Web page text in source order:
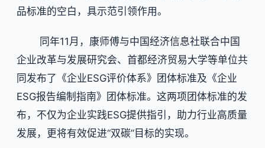
品标准的空白，具示范引领作用。
同年11月，康师傅与中国经济信息社联合中国
企业改革与发展研究会、首都经济贸易大学等单位共
同发布了《企业ESG评价体系》团体标准及《企业
ESG报告编制指南》团体标准。这两项团体标准的发
布，不仅为企业实践ESG提供指引，助力行业高质量
发展，更将有效促进“双碳”目标的实现。